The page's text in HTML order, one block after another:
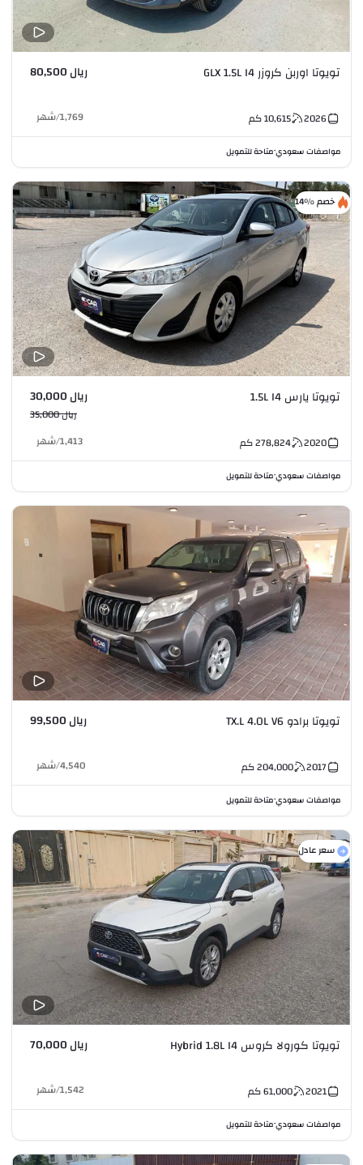
تويوتا اوربن كروزر GLX 1.5L I4 ريال 80,500
2026
10,615كم 1,769
/شهر
مواصفات سعودي•متاحة للتمويل
خصم %14
تويوتا يارس 1.5L I4 ريال 30,000
ريال 35,000
2020
278,824كم 1,413
/شهر
مواصفات سعودي•متاحة للتمويل
تويوتا برادو TX.L 4.0L V6 ريال 99,500
2017
204,000كم 4,540
/شهر
مواصفات سعودي•متاحة للتمويل
سعر عادل
تويوتا كورولا كروس Hybrid 1.8L I4 ريال 70,000
2021
61,000كم 1,542
/شهر
مواصفات سعودي•متاحة للتمويل